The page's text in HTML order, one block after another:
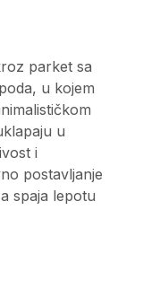
parket sa
u kojem
u
i
postavljanje
spaja lepotu